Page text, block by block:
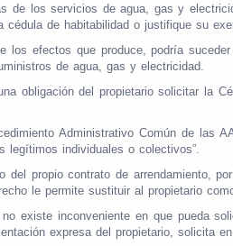
de los servicios de agua, gas y
de habitabilidad o justifique su
efectos que produce, podría
de agua, gas y electricidad.
obligación del propietario solicitar la
Administrativo Común de las
legítimos individuales o colectivos”.
propio contrato de arrendamiento,
le permite sustituir al propietario
existe inconveniente en que pueda
expresa del propietario, solicita